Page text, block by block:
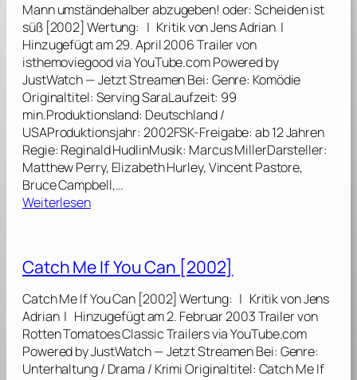
n
s
f
r
g
e
[
2
0
0
8
Mann umständehalber abzugeben! oder: Scheiden ist
süß [2002] Wertung: | Kritik von Jens Adrian |
Hinzugefügt am 29. April 2006 Trailer von
isthemoviegood via YouTube.com Powered by
JustWatch — Jetzt Streamen Bei: Genre: Komödie
Originaltitel: Serving SaraLaufzeit: 99
min.Produktionsland: Deutschland /
USAProduktionsjahr: 2002FSK-Freigabe: ab 12 Jahren
Regie: Reginald HudlinMusik: Marcus MillerDarsteller:
Matthew Perry, Elizabeth Hurley, Vincent Pastore,
Bruce Campbell,…
Weiterlesen:
n
u
m
s
t
ä
Catch Me If You Can [2002]
Catch Me If You Can [2002] Wertung: | Kritik von Jens
Adrian | Hinzugefügt am 2. Februar 2003 Trailer von
Rotten Tomatoes Classic Trailers via YouTube.com
Powered by JustWatch — Jetzt Streamen Bei: Genre:
Unterhaltung / Drama / Krimi Originaltitel: Catch Me If